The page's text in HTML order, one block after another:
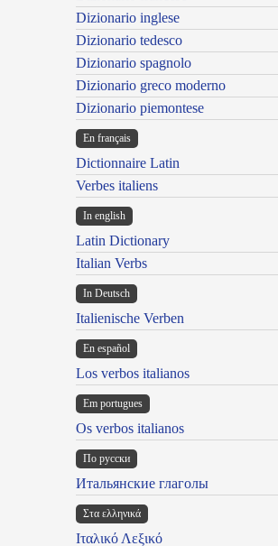
Dizionario inglese
Dizionario tedesco
Dizionario spagnolo
Dizionario greco moderno
Dizionario piemontese
En français
Dictionnaire Latin
Verbes italiens
In english
Latin Dictionary
Italian Verbs
In Deutsch
Italienische Verben
En español
Los verbos italianos
Em portugues
Os verbos italianos
По русски
Итальянские глаголы
Στα ελληνικά
Ιταλικό Λεξικό